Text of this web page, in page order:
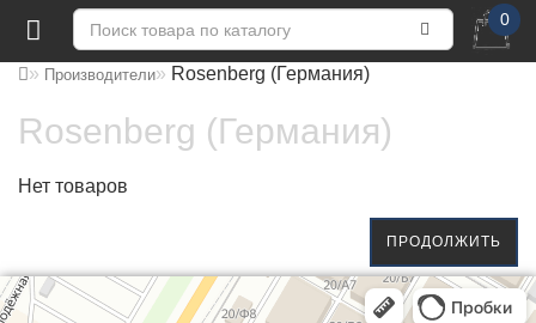
0
Производители Rosenberg (Германия)
Rosenberg (Германия)
Нет товаров
ПРОДОЛЖИТЬ